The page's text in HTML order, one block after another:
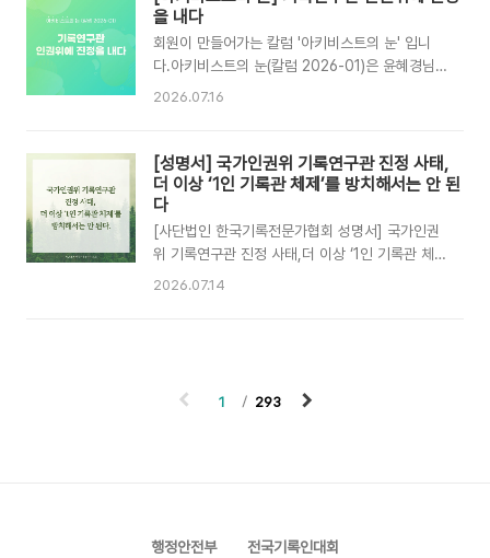
pwd=EQ2cFKLUqxwPcxllmbk12yxCAapz3h.1
..
참여를 희망하시는 분들께서는 아래 안내를 참고
하시어 시간에 맞춰 접속해 주시기 바랍니다.기록
인 여러분의 많은 관심과 참여를 부탁드립니다.감
19:00~21:00✅장소: 온라인(zoom) - 접속링
https://us06web.zoom.us/j/85288022533?
pwd=EQ2cFKLUqxwPcxllmbk12yxCAapz3h.1
- 회의 ID: 852 8802 ..
을 내다
회원이 만들어가는 칼럼 '아키비스트의 눈' 입니
다.아키비스트의 눈(칼럼 2026-01)은 윤혜경님
께서 보내주신 [ 기록연구관 인권위에 진정을 내다
된 경위'를 담고 있습니다.* 본 칼럼은 한국기록전
문가협회의 공식의견과 무관함을 사전에 알려드립
니다. * '아키비스트의 눈'은 기록관리와 관련된 우
리의 생각과 이야기를 자유롭게 공유하는 공간입
니다. 투고를 원하시는 회원님들께서는
바로가기(구글 DOCS)를 이용하셔서 작성하실 수
2026.07.16
[성명서] 국가인권위 기록연구관 진정 사태,
더 이상 ‘1인 기록관 체제’를 방치해서는 안 된
다
[사단법인 한국기록전문가협회 성명서] 국가인권
위 기록연구관 진정 사태,더 이상 ‘1인 기록관 체
제’를 방치해서는 안 된다 ― 인권위는 내부 노동
수 직렬에 대한 차별을 호소하며 소속 기관에 진정
해 왔다. 암 수술과 우울증,..
2026.07.14
1 293
행정안전부 전국기록인대회